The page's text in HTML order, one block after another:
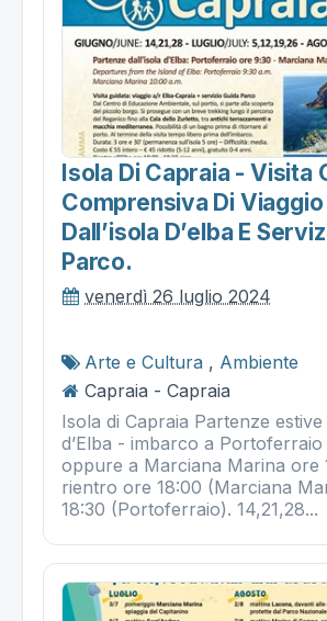
Isola Di Capraia - Visita
Comprensiva Di
Dall’isola D’elba E
Parco.
venerdì 26 luglio 2024
Arte e Cultura , Ambiente
Capraia - Capraia
Isola di Capraia Partenze estive
d’Elba - imbarco a
oppure a Marciana Marina ore
rientro ore 18:00 (Marciana
18:30 (Portoferraio). 14,21,28...